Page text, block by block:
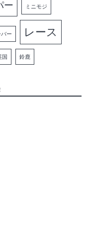
ー ミニモジ
ー レース
国 鈴鹿